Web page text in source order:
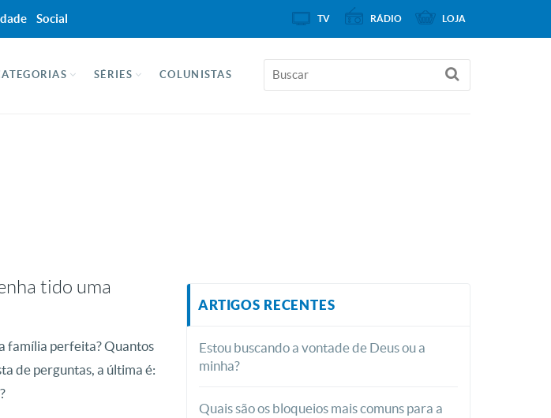
SÉRIES COLUNISTAS
tido uma
família perfeita? Quantos
de perguntas, a última é:
ARTIGOS RECENTES
Estou buscando a vontade de Deus ou a
minha?
Quais são os bloqueios mais comuns para a
Social TV RÁDIO LOJA